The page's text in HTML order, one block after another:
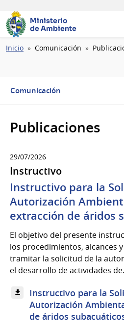
Ministerio
de Ambiente
Ruta
Inicio Comunicación
Comunicación
Publicaciones
29/07/2026
Instructivo
Instructivo para la
Autorización
extracción de áridos
El objetivo del presente
los procedimientos, alcances
tramitar la solicitud de la
el desarrollo de actividades
Instructivo para la
Autorización
de áridos